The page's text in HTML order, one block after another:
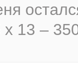
х 13 –